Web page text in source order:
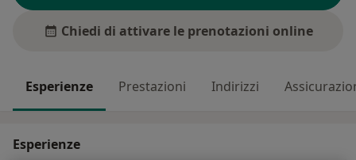
Chiedi di attivare le prenotazioni online
Esperienze Prestazioni Indirizzi
Esperienze